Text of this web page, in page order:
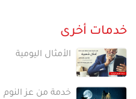
خدمات أخرى
الأمثال اليومية
خدمة من عز النوم